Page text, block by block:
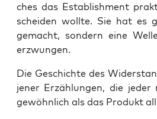
ches das Estab­lish­ment
schei­den woll­te. Sie hat es
gemacht, son­dern eine
erzwungen.
Die Geschich­te des
jener Erzäh­lun­gen, die
gewöhn­lich als das Pro­dukt